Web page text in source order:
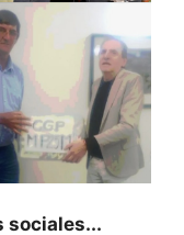
sociales...